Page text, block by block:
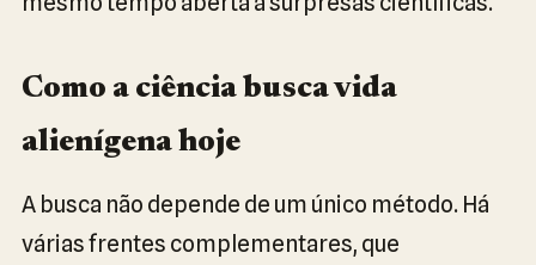
Como a ciência busca vida
alienígena hoje
A busca não depende de um único método. Há
várias frentes complementares, que